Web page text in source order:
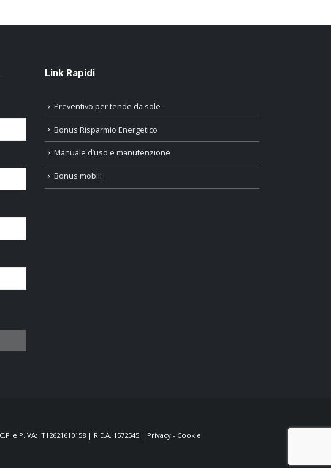
Link Rapidi
Preventivo per tende da sole
Bonus Risparmio Energetico
Manuale d’uso e manutenzione
Bonus mobili
e P.IVA: IT12621610158 | R.E.A. 1572545 | Privacy - Cookie